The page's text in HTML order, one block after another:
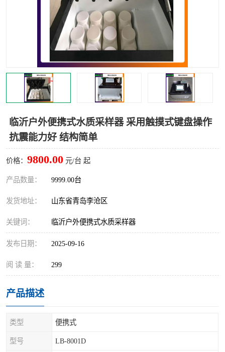
临沂户外便携式水质采样器 采用触摸式键盘操作
抗震能力好 结构简单
价格： 9800.00 元/台 起
产品数量： 9999.00台
发货地址： 山东省青岛李沧区
关键词： 临沂户外便携式水质采样器
发布日期： 2025-09-16
阅 读 量： 299
产品描述
类型 便携式
型号 LB-8001D
便携式超声波明渠流量计 大气环境采样器
LB-4200高锰酸盐指数仪 LB-62便携式烟气分析仪
烟尘烟气设备 大气采样器
粉尘设备
新宇宙仪器
烟尘净化器